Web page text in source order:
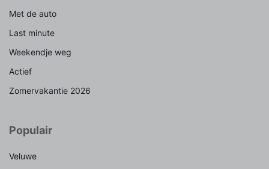
Met de auto
Last minute
Weekendje weg
Actief
Zomervakantie 2026
Populair
Veluwe